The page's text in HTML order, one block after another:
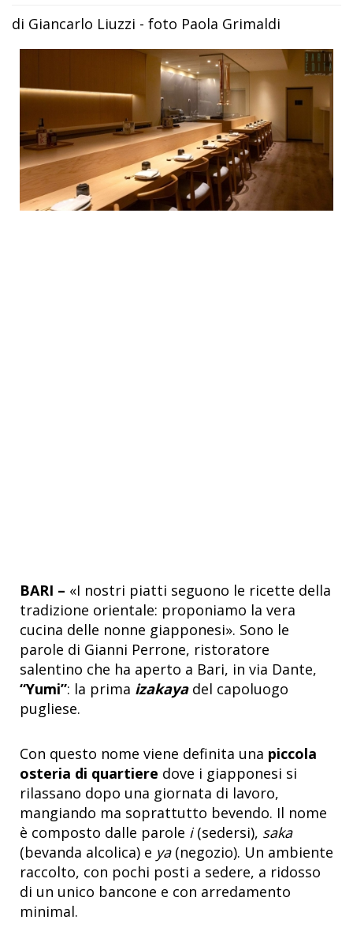
di Giancarlo Liuzzi - foto Paola Grimaldi
BARI – «I nostri piatti seguono le ricette della
tradizione orientale: proponiamo la vera
cucina delle nonne giapponesi». Sono le
parole di Gianni Perrone, ristoratore
salentino che ha aperto a Bari, in via Dante,
“Yumi”: la prima izakaya del capoluogo
pugliese.
Con questo nome viene definita una piccola
osteria di quartiere dove i giapponesi si
rilassano dopo una giornata di lavoro,
mangiando ma soprattutto bevendo. Il nome
è composto dalle parole i(sedersi), saka
(bevanda alcolica) e ya(negozio). Un ambiente
raccolto, con pochi posti a sedere, a ridosso
di un unico bancone e con arredamento
minimal.